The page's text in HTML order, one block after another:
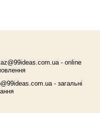
- online
- загальні